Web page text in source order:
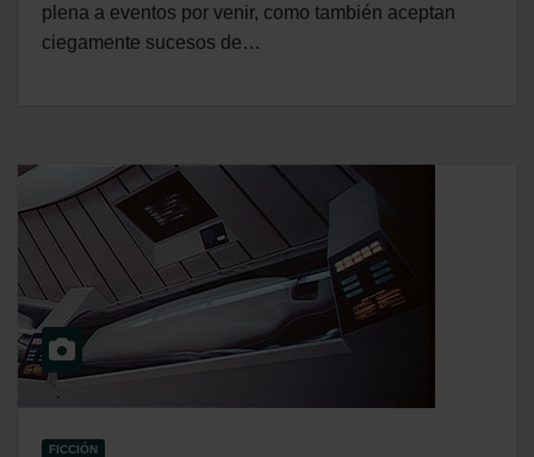
plena a eventos por venir, como también aceptan
ciegamente sucesos de…
FICCIÓN